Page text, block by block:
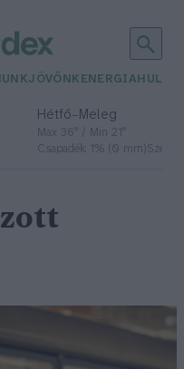
JÖVŐNK ENERGIA
Hétfő– Meleg
Max 36° / Min 21°
Csapadék: 1% (0 mm)Szél: 7